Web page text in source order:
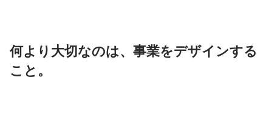
何より大切なのは、事業をデザインする
こと。